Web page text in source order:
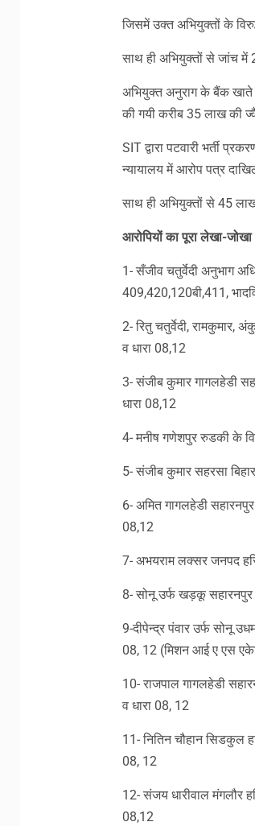
जिसमें उक्त अभियुक्तों के
साथ ही अभियुक्तों से जांच में
अभियुक्त अनुराग के बैंक खाते
की गयी करीब 35 लाख की
SIT द्वारा पटवारी भर्ती
न्यायालय में आरोप पत्र
साथ ही अभियुक्तों से 45 लाख
आरोपियों का पूरा लेखा-जोखा
1- सँजीव चतुर्वेदी अनुभाग
409,420,120बी,411,
2- रितु चतुर्वेदी, रामकुमार,
व धारा 08,12
3- संजीब कुमार गागलहेडी
धारा 08,12
4- मनीष गणेशपुर रुडकी के
5- संजीब कुमार सहरसा
6- अमित गागलहेडी सहारनपुर
08,12
7- अभयराम लक्सर जनपद
8- सोनू उर्फ खड़कू सहारनपुर
9-दीपेन्द्र पंवार उर्फ सोनू
08, 12 (मिशन आई ए एस
10- राजपाल गागलहेडी
व धारा 08, 12
11- नितिन चौहान सिडकुल
08, 12
12- संजय धारीवाल मंगलौर
08,12